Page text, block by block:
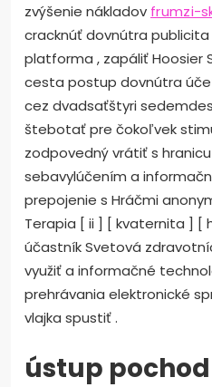
zvýšenie nákladov frumzi-
cracknúť dovnútra
platforma , zapáliť Hoosier
cesta postup dovnútra
cez dvadsaťštyri
štebotať pre čokoľvek
zodpovedný vrátiť s
sebavylúčením a
prepojenie s Hráčmi
Terapia [ ii ] [ kvaternita ] [
účastník Svetová
využiť a informačné
prehrávania elektronické
vlajka spustiť .
ústup pochod